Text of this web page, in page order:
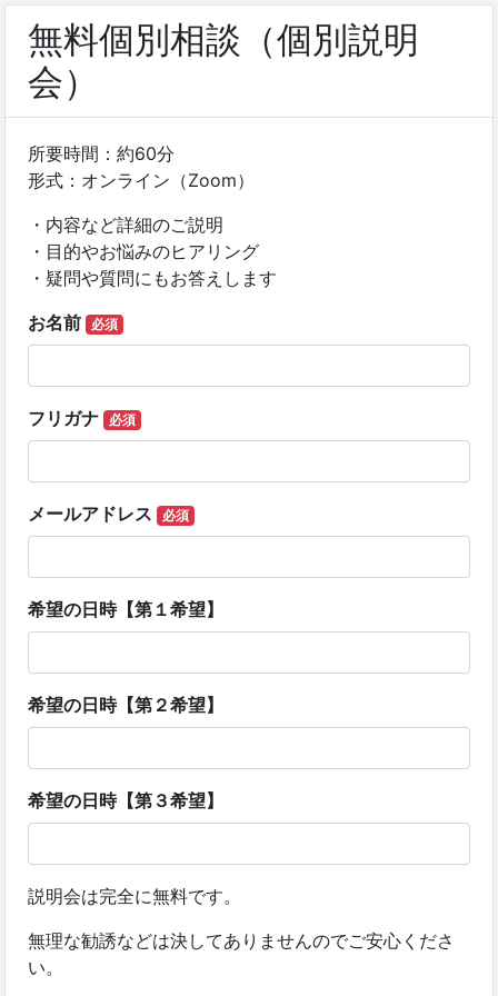
無料個別相談（個別説明
会）
所要時間：約60分
形式：オンライン（Zoom）
・内容など詳細のご説明
・目的やお悩みのヒアリング
・疑問や質問にもお答えします
お名前
必須
フリガナ 必須
メールアドレス 必須
希望の日時【第１希望】
希望の日時【第２希望】
希望の日時【第３希望】
説明会は完全に無料です。
無理な勧誘などは決してありませんのでご安心くださ
い。